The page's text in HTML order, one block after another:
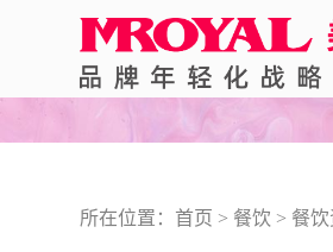
所在位置： 首页 > 餐饮 > 餐